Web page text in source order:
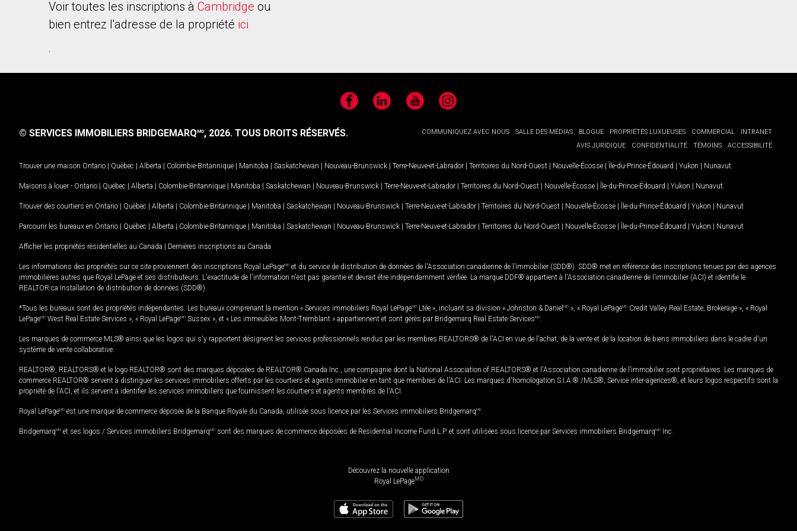
Voir toutes les inscriptions à Cambridge ou
bien entrez l'adresse de la propriété ici
.
FacebookLinkedIn YouTubeInstagram
COMMUNIQUEZ AVEC NOUS SALLE DES MÉDIAS BLOGUE PROPRIÉTÉS LUXUEUSES COMMERCIAL
INTRANET
AVIS JURIDIQUE
CONFIDENTIALITÉ TÉMOINS ACCESSIBILITÉ
© SERVICES IMMOBILIERS BRIDGEMARQMD, 2026. TOUS DROITS RÉSERVÉS.
Trouver une maison Ontario | Québec | Alberta | Colombie-Britannique | Manitoba | Saskatchewan | Nouveau-Brunswick | Terre-Neuve-et-Labrador | Territoires du Nord-Ouest | Nouvelle-Écosse | Île-du-Prince-Édouard | Yukon | Nunavut
Maisons à louer - Ontario | Québec | Alberta | Colombie-Britannique | Manitoba | Saskatchewan | Nouveau-Brunswick | Terre-Neuve-et-Labrador | Territoires du Nord-Ouest | Nouvelle-Écosse | Île-du-Prince-Édouard | Yukon | Nunavut
Trouver des courtiers en Ontario | Québec | Alberta | Colombie-Britannique | Manitoba | Saskatchewan | Nouveau-Brunswick | Terre-Neuve-et-Labrador | Territoires du Nord-Ouest | Nouvelle-Écosse | Île-du-Prince-Édouard | Yukon | Nunavut
Parcourir les bureaux en Ontario | Québec | Alberta | Colombie-Britannique | Manitoba | Saskatchewan | Nouveau-Brunswick | Terre-Neuve-et-Labrador | Territoires du Nord-Ouest | Nouvelle-Écosse | Île-du-Prince-Édouard | Yukon | Nunavut
Afficher les propriétés résidentielles au Canada | Dernières inscriptions au Canada
Les informations des propriétés sur ce site proviennent des inscriptions Royal LePageMD et du service de distribution de données de l'Association canadienne de l’immobilier (SDD®). SDD® met en référence des inscriptions tenues par des agences
immobilières autres que Royal LePage et ses distributeurs. L'exactitude de l'information n'est pas garantie et devrait être indépendamment vérifiée. La marque DDF® appartient à l'Association canadienne de l’immobilier (ACI) et identifie le
REALTOR.ca Installation de distribution de données (SDD®).
*Tous les bureaux sont des propriétés indépendantes. Les bureaux comprenant la mention « Services immobiliers Royal LePageMD Ltée », incluant sa division « Johnston & Daniel MD », « Royal LePageMD Credit Valley Real Estate, Brokerage », « Royal
LePageMD West Real Estate Services », « Royal LePageMD Sussex », et « Les immeubles Mont-Tremblant » appartiennent et sont gérés par Bridgemarq Real Estate ServicesMD
Les marques de commerce MLS® ainsi que les logos qui s'y rapportent désignent les services professionnels rendus par les membres REALTORS® de l'ACI en vue de l'achat, de la vente et de la location de biens immobiliers dans le cadre d'un
système de vente collaborative.
REALTOR®, REALTORS® et le logo REALTOR® sont des marques déposées de REALTOR® Canada Inc., une compagnie dont la National Association of REALTORS® et l'Association canadienne de l’immobilier sont propriétaires. Les marques de
commerce REALTOR® servent à distinguer les services immobiliers offerts par les courtiers et agents immobilier en tant que membres de l'ACI. Les marques d'homologation S.I.A.® /MLS®, Service inter-agences®, et leurs logos respectifs sont la
propriété de l'ACI, et ils servent à identifier les services immobiliers que fournissent les courtiers et agents membres de l'ACI.
Royal LePageMD est une marque de commerce déposée de la Banque Royale du Canada, utilisée sous licence par les Services immobiliers BridgemarqMD
BridgemarqMD et ses logos / Services immobiliers BridgemarqMD sont des marques de commerce déposées de Residential Income Fund L.P. et sont utilisées sous licence par Services immobiliers BridgemarqMD Inc.
Découvrez la nouvelle application
Royal LePageMD